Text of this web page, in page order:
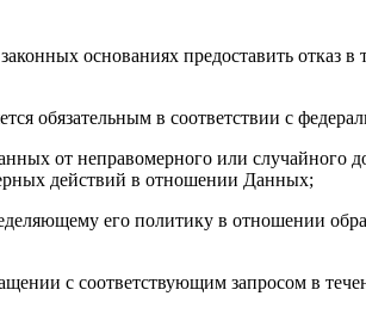
основаниях предоставить отказ в
обязательным в соответствии с
от неправомерного или случайного
действий в отношении Данных;
его политику в отношении
с соответствующим запросом в